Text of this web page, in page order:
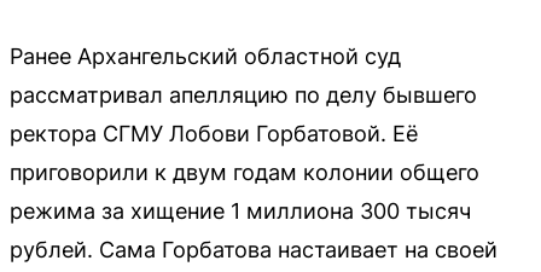
Ранее Архангельский областной суд
рассматривал апелляцию по делу бывшего
ректора СГМУ Лобови Горбатовой. Её
приговорили к двум годам колонии общего
режима за хищение 1 миллиона 300 тысяч
рублей. Сама Горбатова настаивает на своей